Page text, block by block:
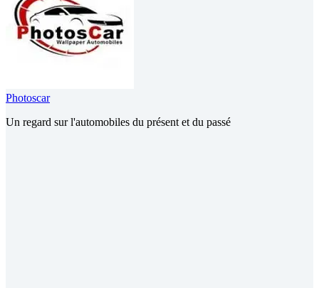
Photoscar
Un regard sur l'automobiles du présent et du passé